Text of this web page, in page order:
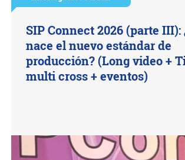
SIP Connect 2026 (parte III):
nace el nuevo estándar de
producción? (Long video +
multi cross + eventos)